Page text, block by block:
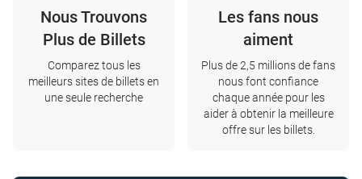
Nous Trouvons
Plus de Billets
Comparez tous les
meilleurs sites de billets en
une seule recherche
Les fans nous
aiment
Plus de 2,5 millions de fans
nous font confiance
chaque année pour les
aider à obtenir la meilleure
offre sur les billets.